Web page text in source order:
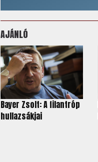
AJÁNLÓ
Bayer Zsolt: A filantróp
hullazsákjai